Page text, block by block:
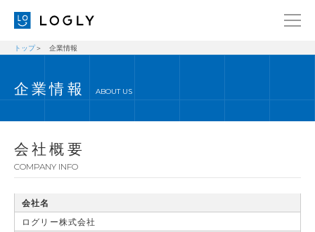
経営理念
ニュース
事業内容
トップ 企業情報
企業情報 ABOUT US
会社概要
COMPANY INFO
会社名
ログリー株式会社